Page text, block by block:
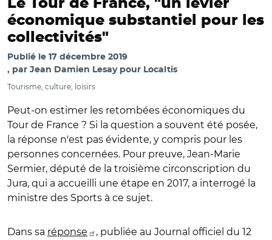
Le Tour de France, "un levier
économique substantiel pour les
collectivités"
Publié le 17 décembre 2019
par Jean Damien Lesay pour Localtis
Tourisme, culture, loisirs
Peut-on estimer les retombées économiques du
Tour de France ? Si la question a souvent été posée,
la réponse n'est pas évidente, y compris pour les
personnes concernées. Pour preuve, Jean-Marie
Sermier, député de la troisième circonscription du
Jura, qui a accueilli une étape en 2017, a interrogé la
ministre des Sports à ce sujet.
Dans sa réponse
, publiée au Journal officiel du 12